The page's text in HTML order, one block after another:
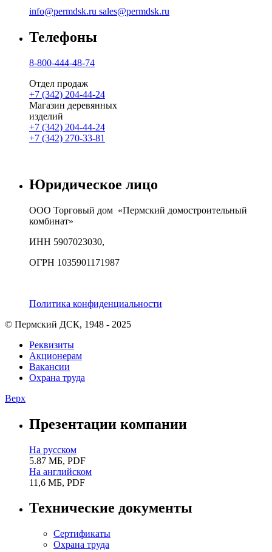
info@permdsk.ru sales@permdsk.ru
Телефоны
8-800-444-48-74
Отдел продаж
+7 (342) 204-44-24
Магазин деревянных
изделий
+7 (342) 204-44-24
+7 (342) 270-33-81
Юридическое лицо
ООО Торговый дом «Пермский домостроительный
комбинат»
ИНН 5907023030,
ОГРН 1035901171987
Политика конфиденциальности
© Пермский ДСК, 1948 - 2025
Реквизиты
Акционерам
Вакансии
Охрана труда
Верх
Презентации компании
На русском
5.87 МБ, PDF
На английском
11,6 МБ, PDF
Технические документы
Сертификаты
Охрана труда